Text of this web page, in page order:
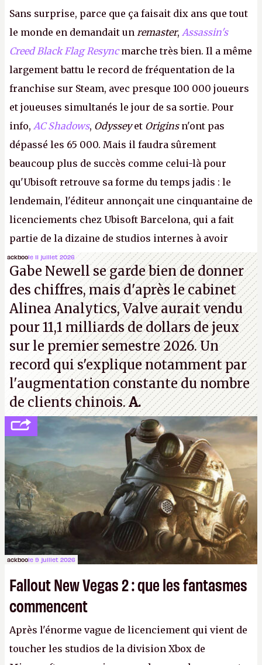
Sans surprise, parce que ça faisait dix ans que tout
le monde en demandait un remaster, Assassin's
Creed Black Flag Resyncmarche très bien. Il a même
largement battu le record de fréquentation de la
franchise sur Steam, avec presque 100 000 joueurs
et joueuses simultanés le jour de sa sortie. Pour
info, AC Shadows, Odysseyet Originsn'ont pas
dépassé les 65 000. Mais il faudra sûrement
beaucoup plus de succès comme celui-là pour
qu'Ubisoft retrouve sa forme du temps jadis : le
lendemain, l'éditeur annonçait une cinquantaine de
licenciements chez Ubisoft Barcelona, qui a fait
partie de la dizaine de studios internes à avoir
travaillé sur cetAssassin's Creedsous la direction
d'Ubisoft Singapour.A.
ackboole 11 juillet 2026
Gabe Newell se garde bien de donner
des chiffres, mais d'après le cabinet
Alinea Analytics, Valve aurait vendu
pour 11,1 milliards de dollars de jeux
sur le premier semestre 2026. Un
record qui s'explique notamment par
l'augmentation constante du nombre
de clients chinois.A.
ackboole 9 juillet 2026
Fallout New Vegas 2 : que les fantasmes
commencent
Après l'énorme vague de licenciement qui vient de
toucher les studios de la division Xbox de